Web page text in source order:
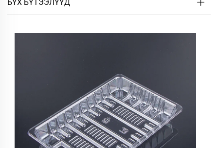
БҮХ БҮТЭЭЛҮҮД